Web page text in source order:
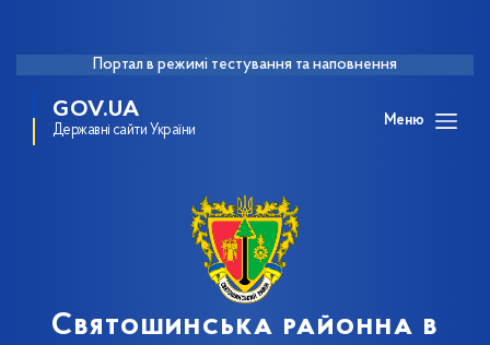
Портал в режимі тестування та наповнення
GOV.UA
Державні сайти України
Меню
Святошинська районна в